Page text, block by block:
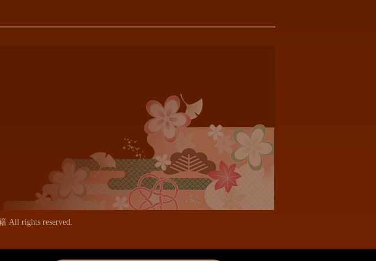
All rights reserved.